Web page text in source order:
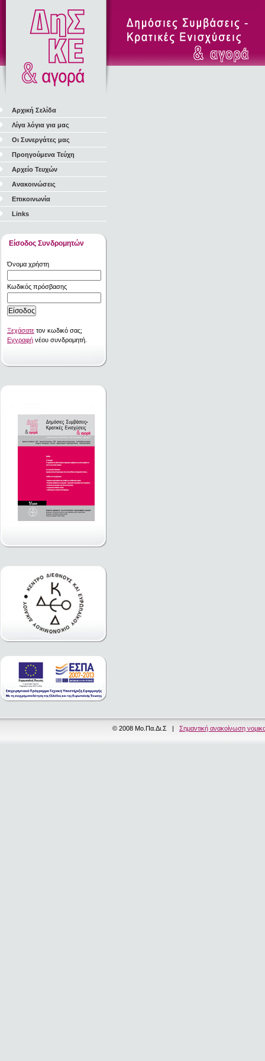
Αρχική Σελίδα
Λίγα λόγια για μας
Οι Συνεργάτες μας
Προηγούμενα Τεύχη
Αρχείο Τευχών
Ανακοινώσεις
Επικοινωνία
Links
Είσοδος Συνδρομητών
Όνομα χρήστη
Κωδικός πρόσβασης
Ξεχάσατε τον κωδικό σας;
Εγγραφή νέου συνδρομητή.
© 2008 Μο.Πα.Δι.Σ | Σημαντική ανακοίνωση